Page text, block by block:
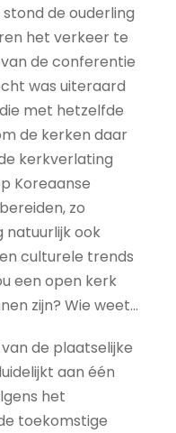
de ouderling
het verkeer te
de conferentie
was uiteraard
met hetzelfde
de kerken daar
kerkverlating
Koreaanse
zo
natuurlijk ook
culturele trends
een open kerk
zijn? Wie weet...
de plaatselijke
aan één
het
toekomstige